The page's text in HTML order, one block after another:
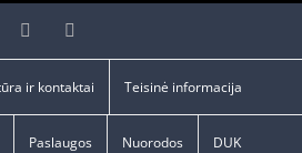
Facebook
ir kontaktai Teisinė informacija
Paslaugos Nuorodos DUK